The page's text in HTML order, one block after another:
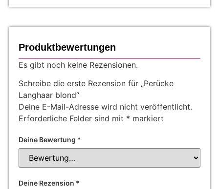
Produktbewertungen
Es gibt noch keine Rezensionen.
Schreibe die erste Rezension für „Perücke
Langhaar blond“
Deine E-Mail-Adresse wird nicht veröffentlicht.
Erforderliche Felder sind mit * markiert
Deine Bewertung *
Deine Rezension *